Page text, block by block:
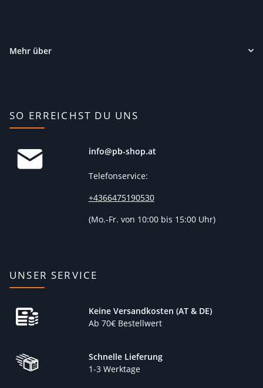
Mehr über
SO ERREICHST DU UNS
info@pb-shop.at
Telefonservice:
+4366475190530
(Mo.-Fr. von 10:00 bis 15:00 Uhr)
UNSER SERVICE
Keine Versandkosten (AT & DE)
Ab 70€ Bestellwert
Schnelle Lieferung
1-3 Werktage